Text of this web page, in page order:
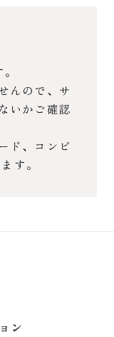
んので、サ
いかご確認
ド、コンビ
す。
ン